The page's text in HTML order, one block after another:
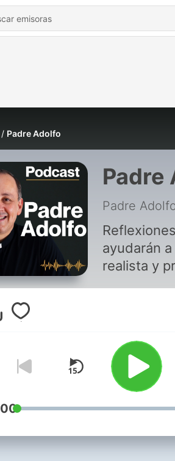
Padre Adolfo
Padre
Padre
ayudarán
realista y